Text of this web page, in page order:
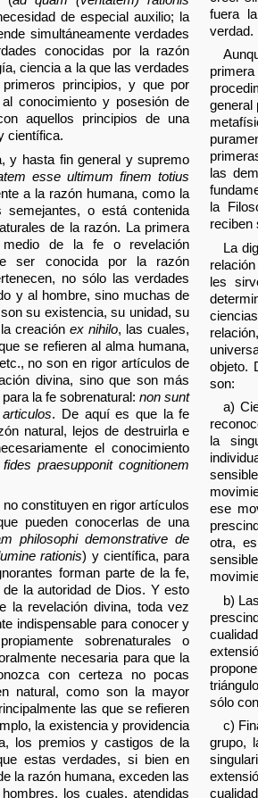
de especial auxilio; la
simultáneamente verdades
conocidas por la razón
ciencia a la que las verdades
principios, y que por
conocimiento y posesión de
aquellos principios de una
científica.
y hasta fin general y supremo
esse ultimum finem totius
a la razón humana, como la
o está contenida
de la razón. La primera
de la fe o revelación
ser conocida por la razón
no sólo las verdades
y al hombre, sino muchas de
su existencia, su unidad, su
la creaciónex nihilo, las cuales,
se refieren al alma humana,
no son en rigor artículos de
divina, sino que son más
la fe sobrenatural:non sunt
. De aquí es que la fe
natural, lejos de destruirla e
el conocimiento
fides praesupponit cognitionem
constituyen en rigor artículos
pueden conocerlas de una
philosophi demonstrative de
rationis) y científica, para
forman parte de la fe,
la autoridad de Dios. Y esto
la revelación divina, toda vez
indispensable para conocer y
sobrenaturales o
necesaria para que la
con certeza no pocas
natural, como son la mayor
las que se refieren
la existencia y providencia
los premios y castigos de la
estas verdades, si bien en
la razón humana, exceden las
los cuales, atendidas
fuera
verdad.
general
las
la
reciben
La
les
objeto.
son:
a)
la
ese
otra,
b)
sólo
c)
grupo,